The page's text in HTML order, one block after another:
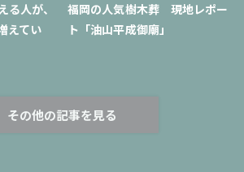
人が、
えてい
福岡の人気樹木葬 現地レポー
ト「油山平成御廟」
その他の記事を見る